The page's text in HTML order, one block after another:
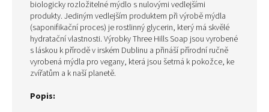
biologicky rozložitelné mýdlo s nulovými vedlejšími
produkty. Jediným vedlejším produktem při výrobě mýdla
(saponifikační proces) je rostlinný glycerin, který má skvělé
hydratační vlastnosti. Výrobky Three Hills Soap jsou vyrobené
s láskou k přírodě v irském Dublinu a přináší přírodní ručně
vyrobená mýdla pro vegany, která jsou šetrná k pokožce, ke
zvířatům a k naší planetě.
Popis: